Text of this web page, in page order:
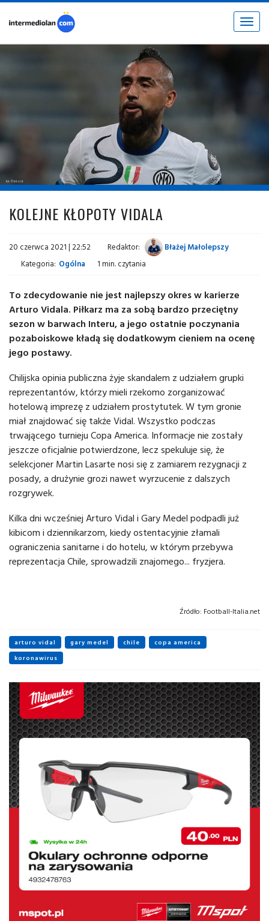
Toggle
fot. © inter.it
KOLEJNE KŁOPOTY VIDALA
20 czerwca 2021 | 22:52 Redaktor:
Błażej Małolepszy
Kategoria: Ogólna 1 min. czytania
To zdecydowanie nie jest najlepszy okres w karierze
Arturo Vidala. Piłkarz ma za sobą bardzo przeciętny
sezon w barwach Interu, a jego ostatnie poczynania
pozaboiskowe kładą się dodatkowym cieniem na ocenę
jego postawy.
Chilijska opinia publiczna żyje skandalem z udziałem grupki
reprezentantów, którzy mieli rzekomo zorganizować
hotelową imprezę z udziałem prostytutek. W tym gronie
miał znajdować się także Vidal. Wszystko podczas
trwającego turnieju Copa America. Informacje nie zostały
jeszcze oficjalnie potwierdzone, lecz spekuluje się, że
selekcjoner Martin Lasarte nosi się z zamiarem rezygnacji z
posady, a drużynie grozi nawet wyrzucenie z dalszych
rozgrywek.
Kilka dni wcześniej Arturo Vidal i Gary Medel podpadli już
kibicom i dziennikarzom, kiedy ostentacyjnie złamali
ograniczenia sanitarne i do hotelu, w którym przebywa
reprezentacja Chile, sprowadzili znajomego... fryzjera.
Źródło: Football-Italia.net
arturo vidal gary medel chile
copa america
koronawirus